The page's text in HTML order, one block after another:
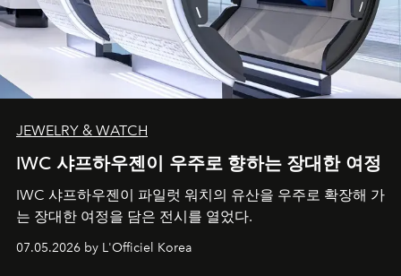
JEWELRY & WATCH
IWC 샤프하우젠이 우주로 향하는 장대한 여정
IWC 샤프하우젠이 파일럿 워치의 유산을 우주로 확장해 가
는 장대한 여정을 담은 전시를 열었다.
07.05.2026 by L'Officiel Korea